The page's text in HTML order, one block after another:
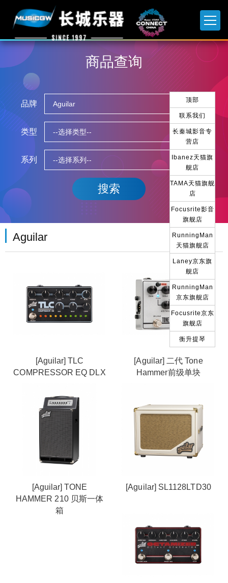
商品查询
品牌
类型
系列
Aguilar
[Aguilar] TLC
COMPRESSOR EQ DLX
[Aguilar] 二代 Tone
Hammer前级单块
[Aguilar] TONE
HAMMER 210 贝斯一体
箱
[Aguilar] SL1128LTD30
顶部
联系我们
长秦城影音专
营店
Ibanez天猫旗
舰店
TAMA天猫旗舰
店
Focusrite影音
旗舰店
RunningMan
天猫旗舰店
Laney京东旗
舰店
RunningMan
京东旗舰店
Focusrite京东
旗舰店
衡升提琴